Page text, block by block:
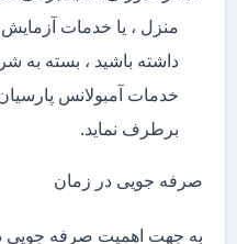
منزل ، یا خدمات آزمایش
داشته باشید ، بسته
خدمات آمبولانس
برطرف نماید.
صرفه جویی در زمان
به جهت اهمیت صرفه جویی